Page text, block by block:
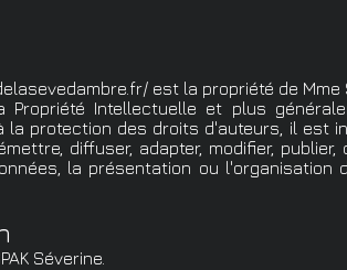
est la propriété de Mme
Propriété Intellectuelle et plus
protection des droits d'auteurs, il est
diffuser, adapter, modifier,
la présentation ou l'organisation
Séverine.